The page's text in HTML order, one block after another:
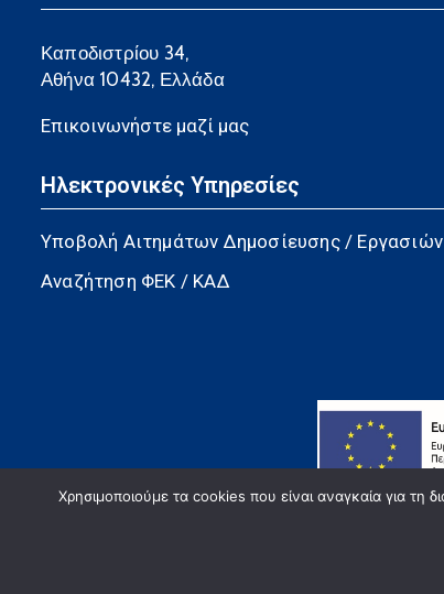
Καποδιστρίου 34,
Αθήνα 10432, Ελλάδα
Επικοινωνήστε μαζί μας
Ηλεκτρονικές Υπηρεσίες
Υποβολή Αιτημάτων Δημοσίευσης / Εργασιών
Αναζήτηση ΦΕΚ / ΚΑΔ
Χρησιμοποιούμε τα cookies που είναι αναγκαία για τη